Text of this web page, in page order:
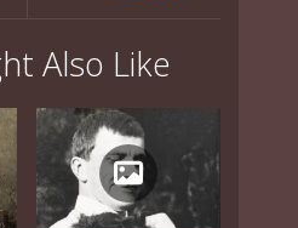
Also Like